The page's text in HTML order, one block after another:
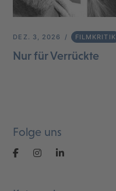
DEZ. 3, 2026 FILMKRITIK
Nur für Verrückte
Folge uns